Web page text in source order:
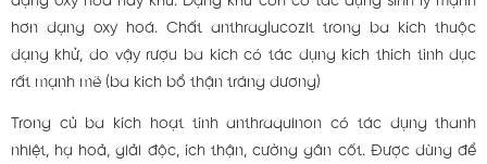
hơn dạng oxy hoá. Chất anthraglucozit trong ba kích thuộc
dạng khử, do vậy rượu ba kích có tác dụng kích thích tình dục
rất mạnh mẽ (ba kích bổ thận tráng dương)
Trong củ ba kích hoạt tính anthraquinon có tác dụng thanh
nhiệt, hạ hoả, giải độc, ích thận, cường gân cốt. Ðược dùng để